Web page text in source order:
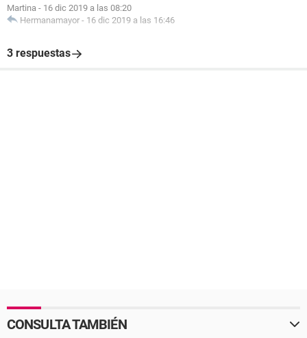
Martina - 16 dic 2019 a las 08:20
Hermanamayor - 16 dic 2019 a las 16:46
3 respuestas
CONSULTA TAMBIÉN